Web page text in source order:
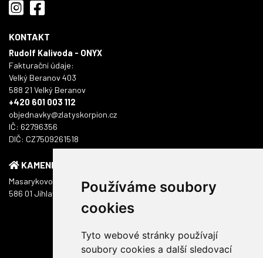
Používáme soubory
cookies
Tyto webové stránky používají
soubory cookies a další sledovací
KONTAKT
Rudolf Kalivoda - ONYX
Fakturační údaje:
Velký Beranov 403
588 21 Velký Beranov
+420 601 003 112
objednavky@zlatyskorpion.cz
IČ: 62796356
DIČ: CZ7509261518
KAMENNÁ PRODEJNA
Masarykovo náměstí 1217/51
586 01 Jihlava